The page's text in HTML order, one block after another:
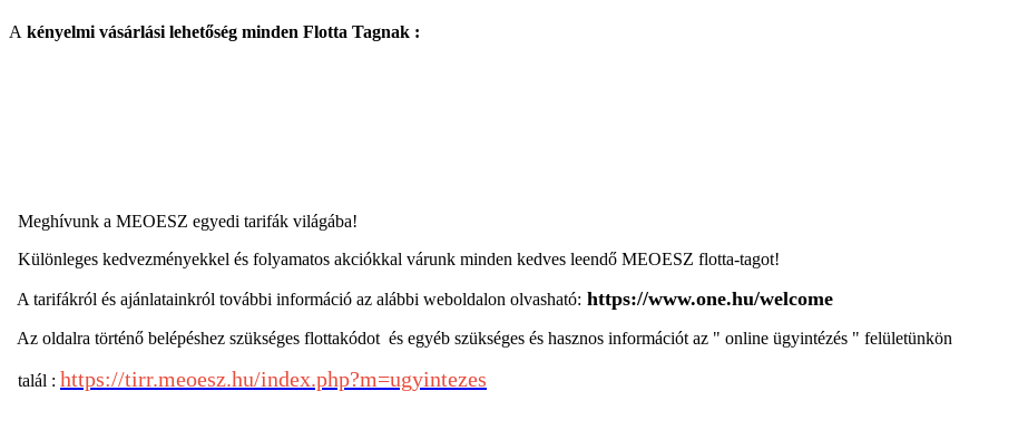
A kényelmi vásárlási lehetőség minden Flotta Tagnak :
Meghívunk a MEOESZ egyedi tarifák világába!
Különleges kedvezményekkel és folyamatos akciókkal várunk minden kedves leendő MEOESZ flotta-tagot!
A tarifákról és ajánlatainkról további információ az alábbi weboldalon olvasható: https://www.one.hu/welcome
Az oldalra történő belépéshez szükséges flottakódot és egyéb szükséges és hasznos információt az " online ügyintézés " felületünkön
talál : https://tirr.meoesz.hu/index.php?m=ugyintezes